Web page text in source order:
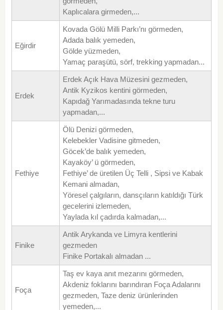
Kaplıcalara girmeden,...
Eğirdir
Kovada Gölü Milli Parkı’nı görmeden,
Adada balık yemeden,
Gölde yüzmeden,
Yamaç paraşütü, sörf, trekking yapmadan...
Erdek
Erdek Açık Hava Müzesini gezmeden,
Antik Kyzikos kentini görmeden,
Kapıdağ Yarımadasında tekne turu
yapmadan,...
Fethiye
Ölü Denizi görmeden,
Kelebekler Vadisine gitmeden,
Göcek’de balık yemeden,
Kayaköy’ ü görmeden,
Fethiye’ de üretilen Üç Telli , Sipsi ve Kabak
Kemani almadan,
Yöresel çalgıların, dansçıların katıldığı Türk
gecelerini izlemeden,
Yaylada kıl çadırda kalmadan,...
Finike
Antik Arykanda ve Limyra kentlerini
gezmeden
Finike Portakalı almadan ...
Foça
Taş ev kaya anıt mezarını görmeden,
Akdeniz foklarını barındıran Foça Adalarını
gezmeden, Taze deniz ürünlerinden
yemeden,...